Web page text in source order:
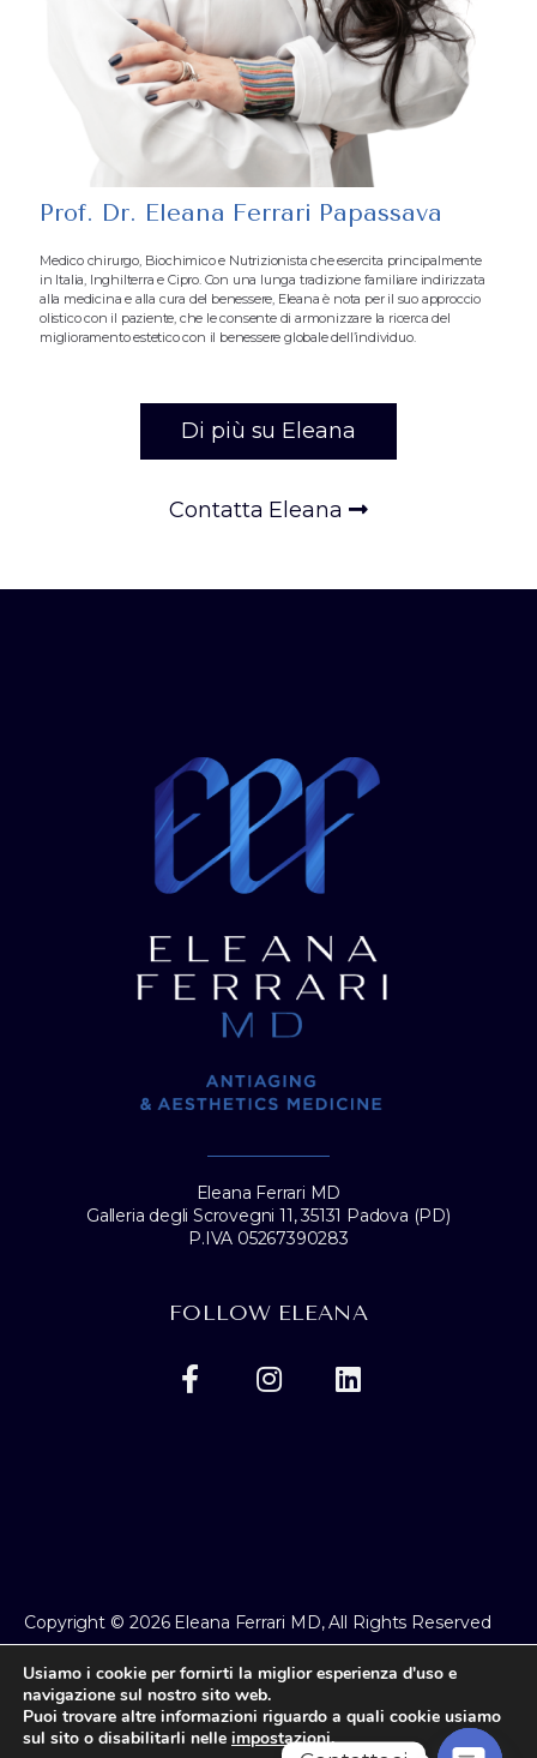
Prof. Dr. Eleana Ferrari Papassava
Medico chirurgo, Biochimico e Nutrizionista che esercita principalmente
in Italia, Inghilterra e Cipro. Con una lunga tradizione familiare indirizzata
alla medicina e alla cura del benessere, Eleana è nota per il suo approccio
olistico con il paziente, che le consente di armonizzare la ricerca del
miglioramento estetico con il benessere globale dell’individuo.
Di più su Eleana
Contatta Eleana
Eleana Ferrari MD
Galleria degli Scrovegni 11, 35131 Padova (PD)
P.IVA 05267390283
FOLLOW ELEANA
Copyright © 2026 Eleana Ferrari MD, All Rights Reserved
Privacy Policy
Usiamo i cookie per fornirti la miglior esperienza d'uso e
navigazione sul nostro sito web.
Puoi trovare altre informazioni riguardo a quali cookie usiamo
sul sito o disabilitarli nelle impostazioni.